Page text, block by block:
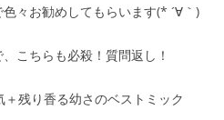
々お勧めしてもらいます(* ´∀｀)
こちらも必殺！質問返し！
残り香る幼さのベストミック